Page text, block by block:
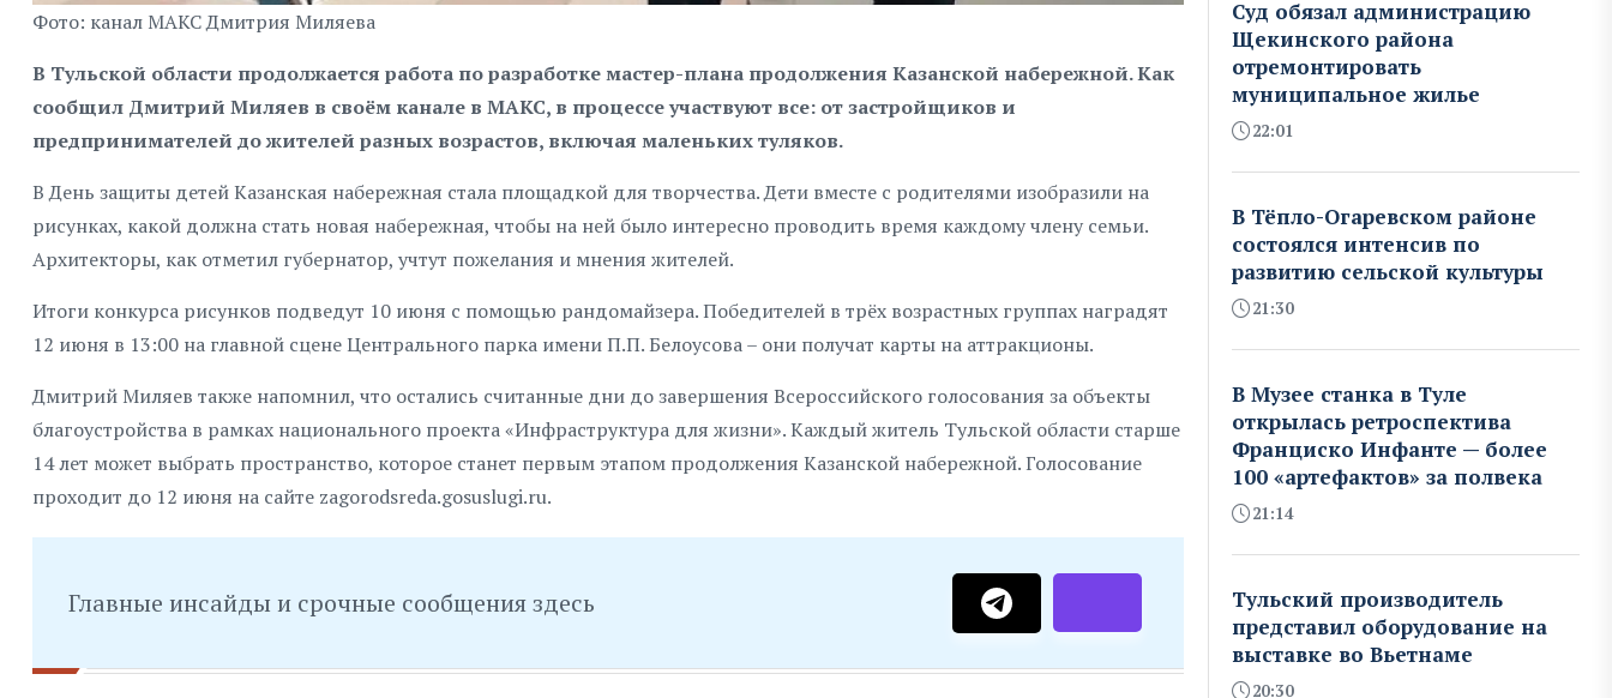
Фото: канал МАКС Дмитрия Миляева
В Тульской области продолжается работа по разработке мастер-плана продолжения Казанской набережной. Как
сообщил Дмитрий Миляев в своём канале в МАКС, в процессе участвуют все: от застройщиков и
предпринимателей до жителей разных возрастов, включая маленьких туляков.
В День защиты детей Казанская набережная стала площадкой для творчества. Дети вместе с родителями изобразили на
рисунках, какой должна стать новая набережная, чтобы на ней было интересно проводить время каждому члену семьи.
Архитекторы, как отметил губернатор, учтут пожелания и мнения жителей.
Итоги конкурса рисунков подведут 10 июня с помощью рандомайзера. Победителей в трёх возрастных группах наградят
12 июня в 13:00 на главной сцене Центрального парка имени П.П. Белоусова – они получат карты на аттракционы.
Дмитрий Миляев также напомнил, что остались считанные дни до завершения Всероссийского голосования за объекты
благоустройства в рамках национального проекта «Инфраструктура для жизни». Каждый житель Тульской области старше
14 лет может выбрать пространство, которое станет первым этапом продолжения Казанской набережной. Голосование
проходит до 12 июня на сайте zagorodsreda.gosuslugi.ru.
Главные инсайды и срочные сообщения здесь
Суд обязал администрацию
Щекинского района
отремонтировать
муниципальное жилье
22:01
В Тёпло-Огаревском районе
состоялся интенсив по
развитию сельской культуры
21:30
В Музее станка в Туле
открылась ретроспектива
Франциско Инфанте — более
100 «артефактов» за полвека
21:14
Тульский производитель
представил оборудование на
выставке во Вьетнаме
20:30